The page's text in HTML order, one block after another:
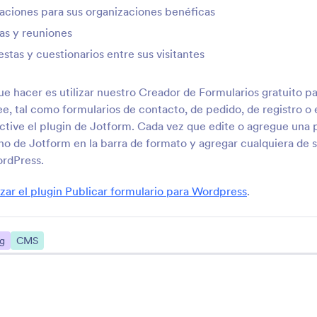
para sus organizaciones benéficas
y reuniones
y cuestionarios entre sus visitantes
hacer es utilizar nuestro Creador de Formularios gratuito
tal como formularios de contacto, de pedido, de registro o
el plugin de Jotform. Cada vez que edite o agregue una
de Jotform en la barra de formato y agregar cualquiera de
el plugin Publicar formulario para Wordpress.
CMS
Los blogs son una forma ideal de compartir sus opiniones en línea,
que desee agregar un formulario de contacto, un formulario de
para su blog, ¡nuestras integraciones de blog le permitirán hacerlo en
código — sólo escoja la integración que necesite de la lista para
web para blog, y podrá crear formularios personalizados para su blog